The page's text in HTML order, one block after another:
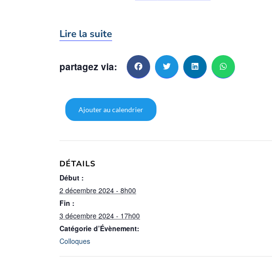
Lire la suite
partagez via:
Ajouter au calendrier
DÉTAILS
Début :
2 décembre 2024 - 8h00
Fin :
3 décembre 2024 - 17h00
Catégorie d’Évènement:
Colloques